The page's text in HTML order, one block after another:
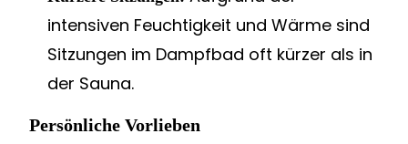
intensiven Feuchtigkeit und Wärme sind
Sitzungen im Dampfbad oft kürzer als in
der Sauna.
Persönliche Vorlieben